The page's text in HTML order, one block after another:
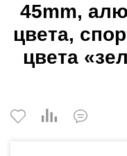
45mm,
цвета,
цвета